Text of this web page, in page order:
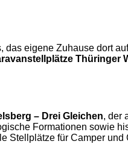
eigene Zuhause dort
Thüringer
– Drei Gleichen, der
Formationen sowie
Stellplätze für Camper und